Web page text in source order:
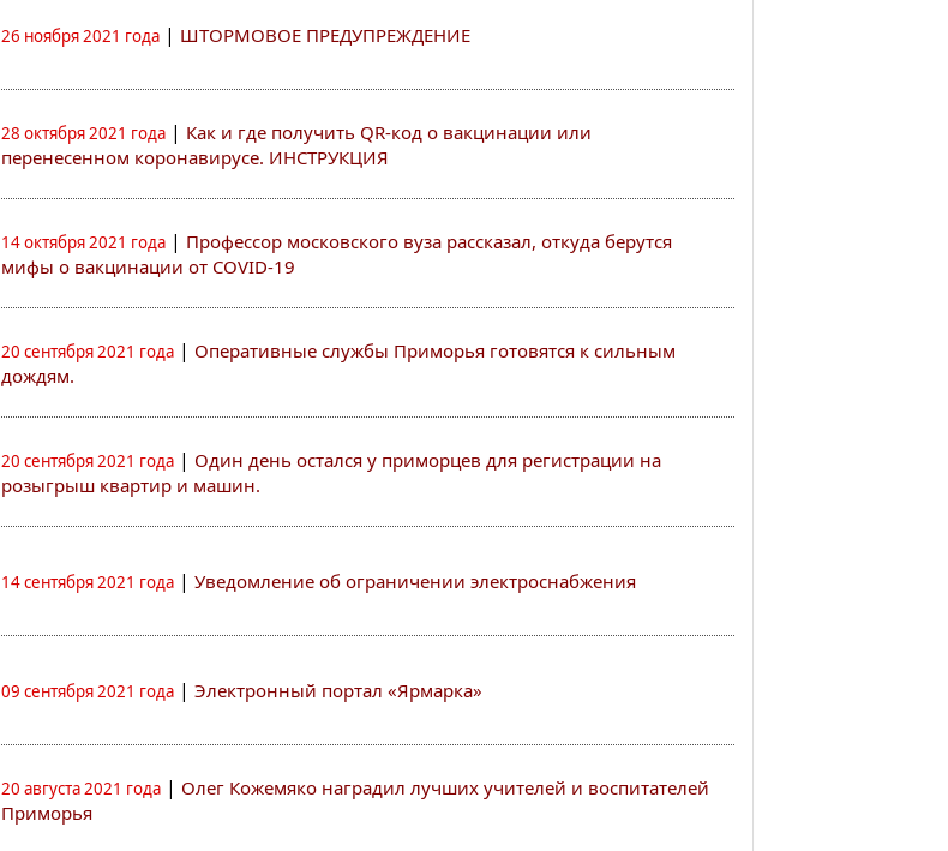
26 ноября 2021 года | ШТОРМОВОЕ ПРЕДУПРЕЖДЕНИЕ
28 октября 2021 года | Как и где получить QR-код о вакцинации или
перенесенном коронавирусе. ИНСТРУКЦИЯ
14 октября 2021 года | Профессор московского вуза рассказал, откуда берутся
мифы о вакцинации от COVID-19
20 сентября 2021 года | Оперативные службы Приморья готовятся к сильным
дождям.
20 сентября 2021 года | Один день остался у приморцев для регистрации на
розыгрыш квартир и машин.
14 сентября 2021 года | Уведомление об ограничении электроснабжения
09 сентября 2021 года | Электронный портал «Ярмарка»
20 августа 2021 года | Олег Кожемяко наградил лучших учителей и воспитателей
Приморья